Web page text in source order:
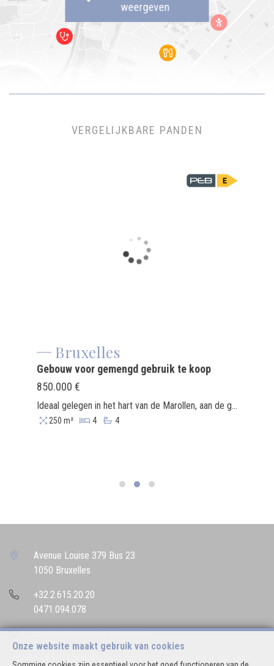
weergeven
VERGELIJKBARE PANDEN
Bruxelles
850.000 €
Gebouw voor gemengd gebruik te koop
Ideaal gelegen in het hart van de Marollen, aan de gegeerde Hoogstraat, op wandelafstand van het Vossenplein, de Zavel, winkels, openbaar vervoer en het centrum van Brussel, biedt Bettencourt Real Estate dit gerenoveerde gemengde gebouw aan, ontworpen voor rendabele kortetermijnverhuur met een commerciële gelijkvloerse ruimte. Het gebouw beschikt over een bruto bebouwde oppervlakte van ongeveer 250 m² en omvat een commerciële casco ruimte van circa 45 tot 60 m² op het gelijkvloers, evenals vier onafhankelijke studio’s van ongeveer 35 tot 45 m² elk op de bovenverdiepingen. Trappenhallen, circulatieruimten en technische lokalen vervolledigen het geheel. Het pand werd grondig gerenoveerd en beschikt onder meer over recente raamwerken, gemoderniseerde technische installaties en een indeling die perfect is afgestemd op een efficiënte verhuurexploitatie. Dankzij de strategische ligging geniet het gebouw van een directe nabijheid van alle voorzieningen van het stadscentrum en een bijzonder aantrekkelijke omgeving voor zowel lokale als internationale bezoekers.
250 m² 4 4
Onze website maakt gebruik van cookies
Avenue Louise 379 Bus 23
1050 Bruxelles
+32.2.615.20.20
0471.094.078
info@bettencourtrealestate.be